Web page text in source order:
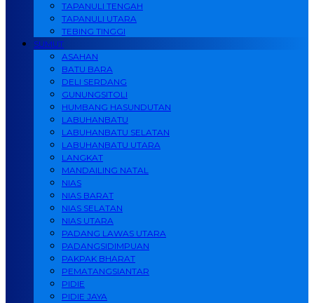
TAPANULI TENGAH
TAPANULI UTARA
TEBING TINGGI
SUMUT
ASAHAN
BATU BARA
DELI SERDANG
GUNUNGSITOLI
HUMBANG HASUNDUTAN
LABUHANBATU
LABUHANBATU SELATAN
LABUHANBATU UTARA
LANGKAT
MANDAILING NATAL
NIAS
NIAS BARAT
NIAS SELATAN
NIAS UTARA
PADANG LAWAS UTARA
PADANGSIDIMPUAN
PAKPAK BHARAT
PEMATANGSIANTAR
PIDIE
PIDIE JAYA